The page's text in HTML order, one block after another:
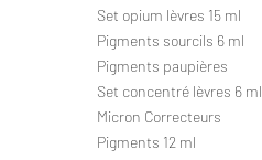
Set opium lèvres 15 ml
Pigments sourcils 6 ml
Pigments paupières
Set concentré lèvres 6 ml
Micron Correcteurs
Pigments 12 ml